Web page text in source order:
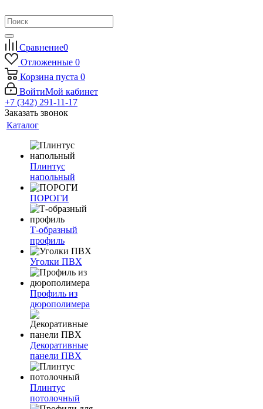
Сравнение0
Отложенные 0
Корзина пуста 0
ВойтиМой кабинет
+7 (342) 291-11-17
Заказать звонок
Каталог
Плинтус
напольный
ПОРОГИ
Т-образный
профиль
Уголки ПВХ
Профиль из
дюрополимера
Декоративные
панели ПВХ
Плинтус
потолочный